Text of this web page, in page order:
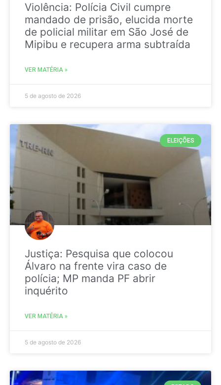
Violência: Polícia Civil cumpre
mandado de prisão, elucida morte
de policial militar em São José de
Mipibu e recupera arma subtraída
VER MATÉRIA »
5 de agosto de 2026
ELEIÇÕES
Justiça: Pesquisa que colocou
Álvaro na frente vira caso de
polícia; MP manda PF abrir
inquérito
VER MATÉRIA »
5 de agosto de 2026